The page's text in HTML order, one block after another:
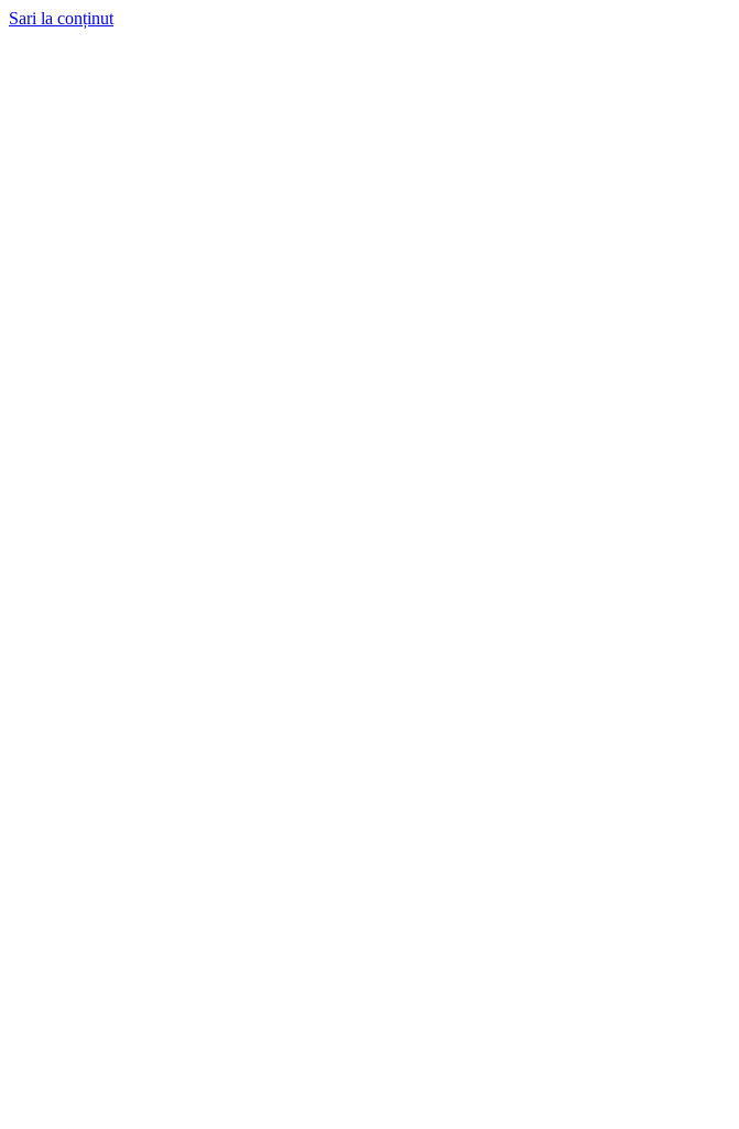
Sari la conținut